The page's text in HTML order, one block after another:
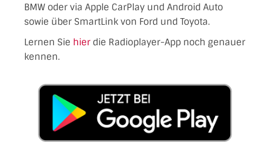
BMW oder via Apple CarPlay und Android Auto
sowie über SmartLink von Ford und Toyota.
Lernen Sie hier die Radioplayer-App noch genauer
kennen.